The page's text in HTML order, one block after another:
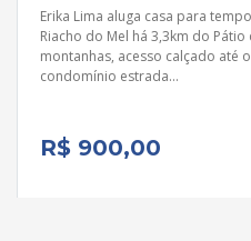
Erika Lima aluga casa para
Riacho do Mel há 3,3km do
montanhas, acesso calçado até
condomínio estrada...
R$ 900,00